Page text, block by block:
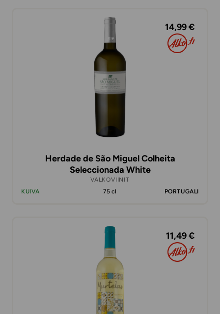
14,99 €
Herdade de São Miguel Colheita
Seleccionada White
VALKOVIINIT
KUIVA
75 cl PORTUGALI
11,49 €